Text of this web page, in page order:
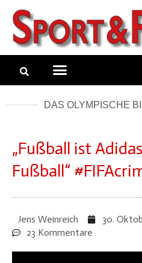
Zum
Inhalt
springen
DAS OLYMPISCHE
„Fußball ist
Fußball“
Jens Weinreich 30.
23 Kommentare